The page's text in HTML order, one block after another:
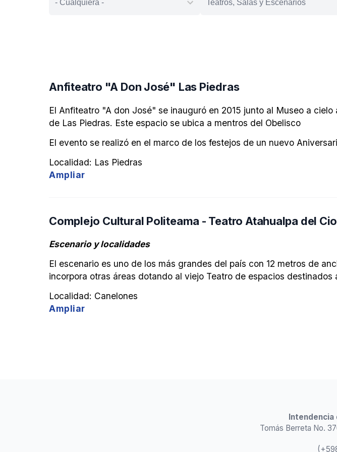
Anfiteatro "A Don José" Las Piedras
El Anfiteatro "A don José" se inauguró en 2015 junto al Museo a
de Las Piedras. Este espacio se ubica a mentros del Obelisco
El evento se realizó en el marco de los festejos de un nuevo
Localidad: Las Piedras
Ampliar
Complejo Cultural Politeama - Teatro Atahualpa del
Escenario y localidades
El escenario es uno de los más grandes del país con 12 metros de
incorpora otras áreas dotando al viejo Teatro de espacios destinados
Localidad: Canelones
Ampliar
Intendencia
Tomás Berreta No.